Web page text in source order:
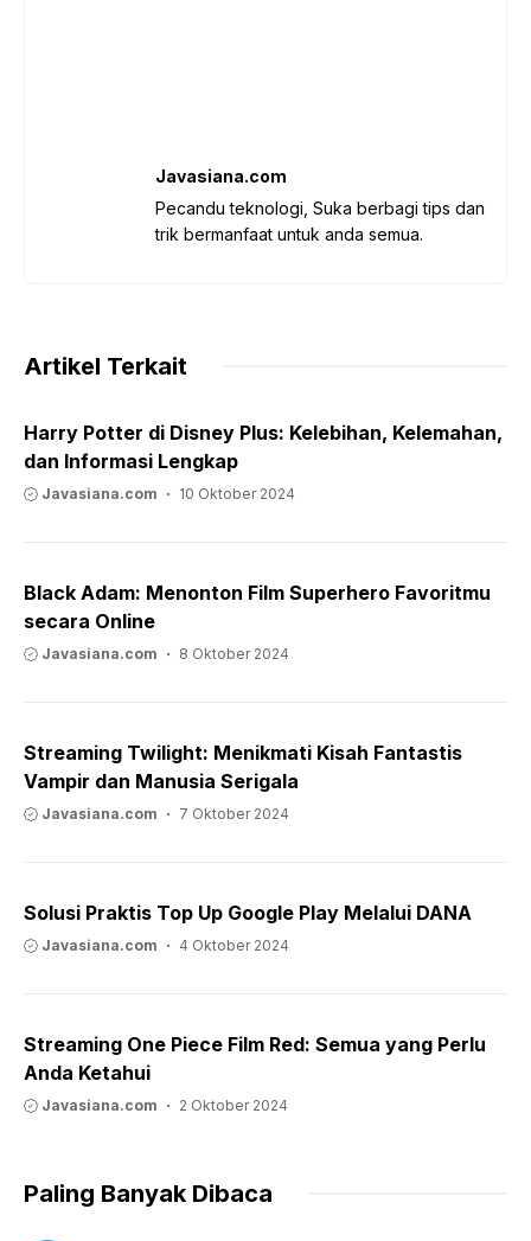
Javasiana.com
Pecandu teknologi, Suka berbagi tips dan
trik bermanfaat untuk anda semua.
Artikel Terkait
Harry Potter di Disney Plus: Kelebihan, Kelemahan,
dan Informasi Lengkap
Javasiana.com 10 Oktober 2024
Black Adam: Menonton Film Superhero Favoritmu
secara Online
Javasiana.com 8 Oktober 2024
Streaming Twilight: Menikmati Kisah Fantastis
Vampir dan Manusia Serigala
Javasiana.com 7 Oktober 2024
Solusi Praktis Top Up Google Play Melalui DANA
Javasiana.com 4 Oktober 2024
Streaming One Piece Film Red: Semua yang Perlu
Anda Ketahui
Javasiana.com 2 Oktober 2024
Paling Banyak Dibaca